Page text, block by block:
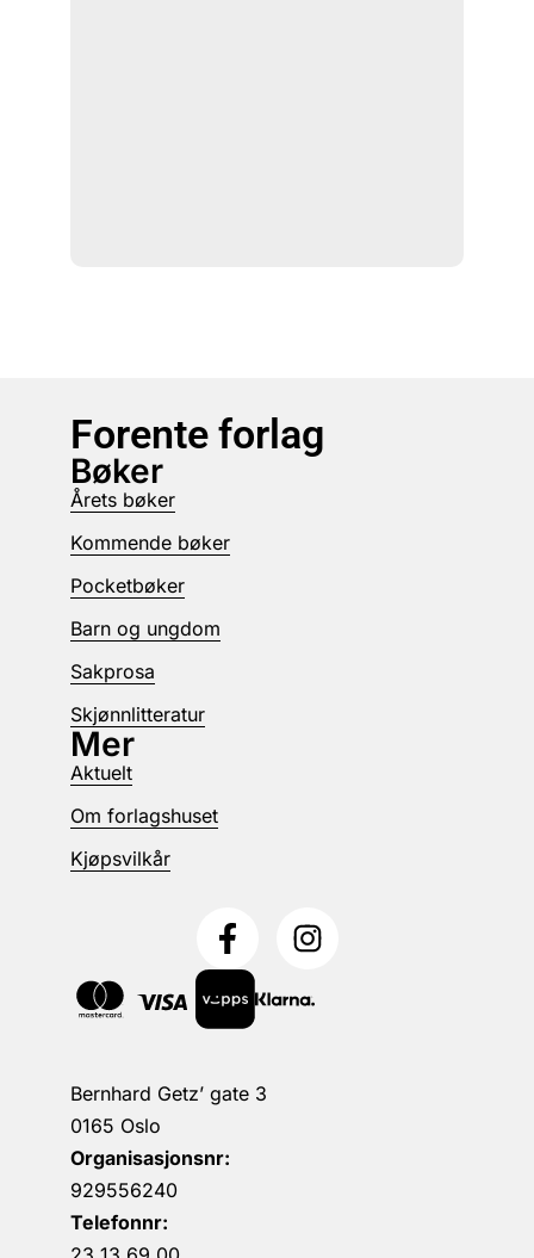
Forente forlag
Bernhard Getz’ gate 3
0165 Oslo
Organisasjonsnr:
929556240
Telefonnr:
Bøker
Årets bøker
Kommende bøker
Pocketbøker
Barn og ungdom
Sakprosa
Skjønnlitteratur
Mer
Aktuelt
Om forlagshuset
Kjøpsvilkår